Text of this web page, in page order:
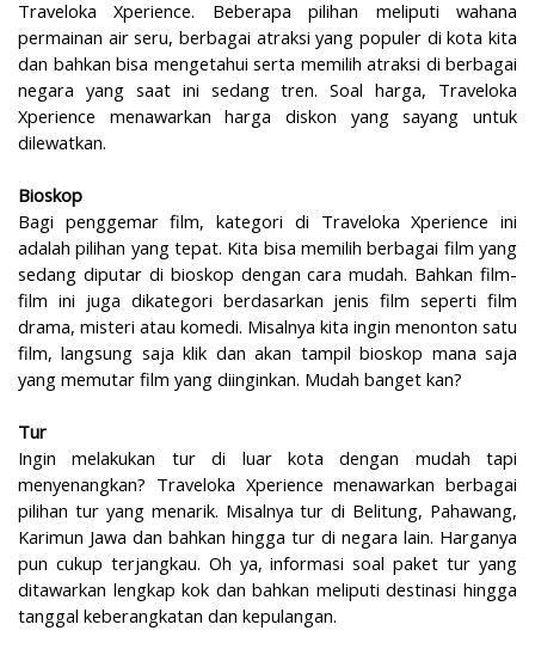
Traveloka Xperience. Beberapa pilihan meliputi wahana
permainan air seru, berbagai atraksi yang populer di kota kita
dan bahkan bisa mengetahui serta memilih atraksi di berbagai
negara yang saat ini sedang tren. Soal harga, Traveloka
Xperience menawarkan harga diskon yang sayang untuk
dilewatkan.
Bioskop
Bagi penggemar film, kategori di Traveloka Xperience ini
adalah pilihan yang tepat. Kita bisa memilih berbagai film yang
sedang diputar di bioskop dengan cara mudah. Bahkan film-
film ini juga dikategori berdasarkan jenis film seperti film
drama, misteri atau komedi. Misalnya kita ingin menonton satu
film, langsung saja klik dan akan tampil bioskop mana saja
yang memutar film yang diinginkan. Mudah banget kan?
Tur
Ingin melakukan tur di luar kota dengan mudah tapi
menyenangkan? Traveloka Xperience menawarkan berbagai
pilihan tur yang menarik. Misalnya tur di Belitung, Pahawang,
Karimun Jawa dan bahkan hingga tur di negara lain. Harganya
pun cukup terjangkau. Oh ya, informasi soal paket tur yang
ditawarkan lengkap kok dan bahkan meliputi destinasi hingga
tanggal keberangkatan dan kepulangan.